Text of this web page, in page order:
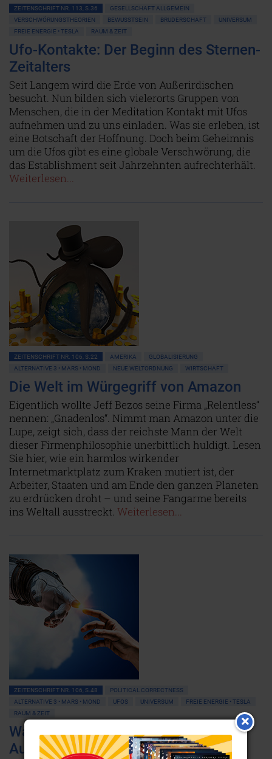
ZEITENSCHRIFT NR. 113, S.36
GESELLSCHAFT ALLGEMEIN
VERSCHWÖRUNGSTHEORIEN
BEWUSSTSEIN BRUDERSCHAFT
UNIVERSUM
FREIE ENERGIE • TESLA
RAUM & ZEIT
Ufo-Kontakte: Der Beginn des Sternen-
Zeitalters
Seit Langem wird die Erde von Außerirdischen
besucht. Nun bilden sich vielerorts Gruppen von
Menschen, die in der Meditation Kontakt mit Ufos
aufnehmen und zu uns einladen. Was sie erleben, ist
eine Botschaft der Hoffnung. Doch beim Geheimnis
um die Ufos gibt es eine globale Verschwörung, die
das Establishment seit Jahrzehnten aufrechterhält.
Weiterlesen...
ZEITENSCHRIFT NR. 106, S.22 AMERIKA
GLOBALISIERUNG
ALTERNATIVE 3 • MARS • MOND
NEUE WELTORDNUNG WIRTSCHAFT
Die Welt im Würgegriff von Amazon
Eigentlich wollte Jeff Bezos seine Firma „Relentless“
nennen: „Gnadenlos“. Nimmt man Amazon unter die
Lupe, zeigt sich, dass der reichste Mann der Welt
dieser Firmenphilosophie unerbittlich huldigt. Lesen
Sie hier, wie ein harmlos wirkender
Internetmarktplatz zum Kraken mutiert ist, der
Arbeiter, Staaten und am Ende den ganzen Planeten
zu erdrücken droht – und seine Fangarme bereits
ins Weltall ausstreckt. Weiterlesen...
ZEITENSCHRIFT NR. 106, S.48
POLITICAL CORRECTNESS
ALTERNATIVE 3 • MARS • MOND
UFOS UNIVERSUM
FREIE ENERGIE • TESLA
RAUM & ZEIT
Was nach Roswell geschah: Der
Aufbruch ins Weltall